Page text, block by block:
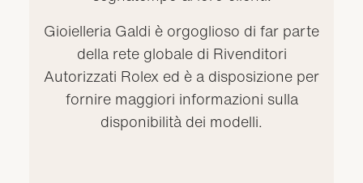
Gioielleria Galdi è orgoglioso di far parte
della rete globale di Rivenditori
Autorizzati Rolex ed è a disposizione per
fornire maggiori informazioni sulla
disponibilità dei modelli.